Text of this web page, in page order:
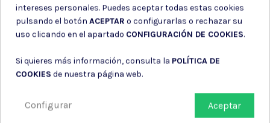
intereses personales. Puedes aceptar todas estas cookies
pulsando el botón ACEPTAR o configurarlas o rechazar su
uso clicando en el apartado CONFIGURACIÓN DE COOKIES.
Si quieres más información, consulta la POLÍTICA DE
COOKIES de nuestra página web.
Aceptar
Configurar